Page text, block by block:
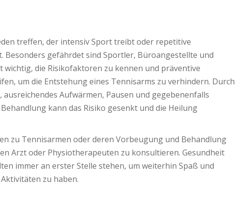
treffen, der intensiv Sport treibt oder repetitive
Besonders gefährdet sind Sportler, Büroangestellte und
wichtig, die Risikofaktoren zu kennen und präventive
um die Entstehung eines Tennisarms zu verhindern. Durch
Aufwärmen, Pausen und gegebenenfalls
kann das Risiko gesenkt und die Heilung
zu Tennisarmen oder deren Vorbeugung und Behandlung
Arzt oder Physiotherapeuten zu konsultieren. Gesundheit
immer an erster Stelle stehen, um weiterhin Spaß und
zu haben.